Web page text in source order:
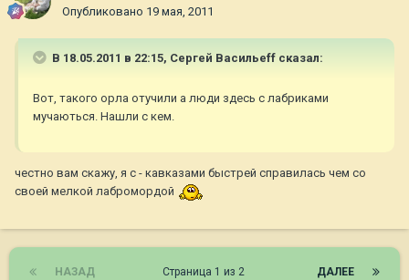
Опубликовано 19 мая, 2011
В 18.05.2011 в 22:15, Сергей Васильеff сказал:
Вот, такого орла отучили а люди здесь с лабриками
мучаються. Нашли с кем.
честно вам скажу, я с - кавказами быстрей справилась чем со
своей мелкой лабромордой
НАЗАД ДАЛЕЕ
Страница 1 из 2